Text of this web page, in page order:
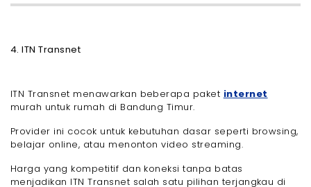
4. ITN Transnet
ITN Transnet menawarkan beberapa paket internet
murah untuk rumah di Bandung Timur.
Provider ini cocok untuk kebutuhan dasar seperti browsing,
belajar online, atau menonton video streaming.
Harga yang kompetitif dan koneksi tanpa batas
menjadikan ITN Transnet salah satu pilihan terjangkau di